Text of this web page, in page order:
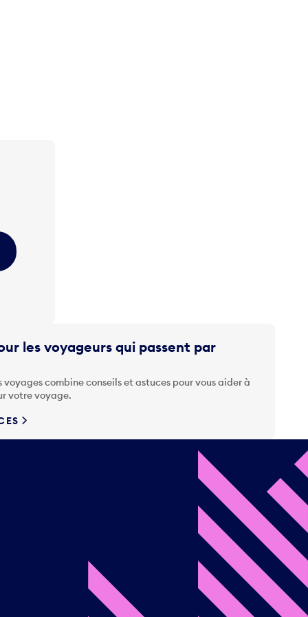
les voyageurs qui passent par
combine conseils et astuces pour vous aider à
votre voyage.